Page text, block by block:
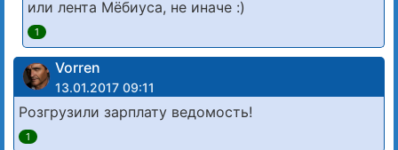
или лента Мёбиуса, не иначе :)
1
Vorren
13.01.2017 09:11
Розгрузили зарплату ведомость!
1